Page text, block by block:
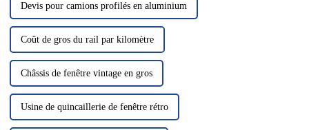
Devis pour camions profilés en aluminium
Coût de gros du rail par kilomètre
Châssis de fenêtre vintage en gros
Usine de quincaillerie de fenêtre rétro